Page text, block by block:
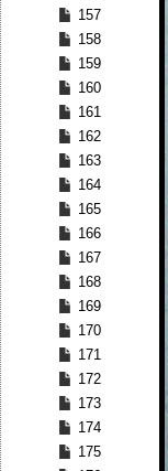
157
158
159
160
161
162
163
164
165
166
167
168
169
170
171
172
173
174
175